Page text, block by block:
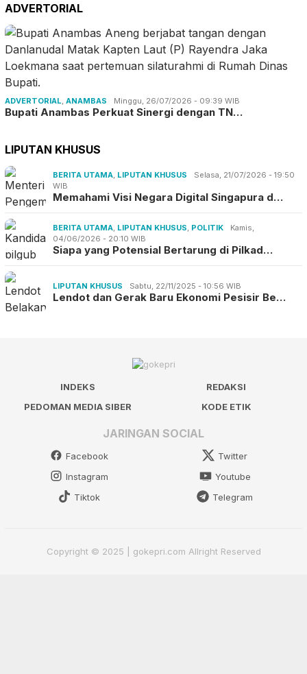
ADVERTORIAL
ADVERTORIAL, ANAMBAS Minggu, 26/07/2026 - 09:39 WIB
Bupati Anambas Perkuat Sinergi dengan TN…
LIPUTAN KHUSUS
BERITA UTAMA, LIPUTAN KHUSUS
Selasa, 21/07/2026 - 19:50
WIB
Memahami Visi Negara Digital Singapura d…
BERITA UTAMA, LIPUTAN KHUSUS, POLITIK
Kamis,
04/06/2026 - 20:10 WIB
Siapa yang Potensial Bertarung di Pilkad…
LIPUTAN KHUSUS Sabtu, 22/11/2025 - 10:56 WIB
Lendot dan Gerak Baru Ekonomi Pesisir Be…
INDEKS
REDAKSI
PEDOMAN MEDIA SIBER
KODE ETIK
JARINGAN SOCIAL
Facebook
Twitter
Instagram
Youtube
Tiktok
Telegram
Copyright © 2025 | gokepri.com Allright Reserved